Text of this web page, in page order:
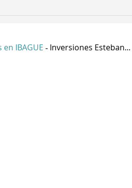
en IBAGUE - Inversiones Esteban...